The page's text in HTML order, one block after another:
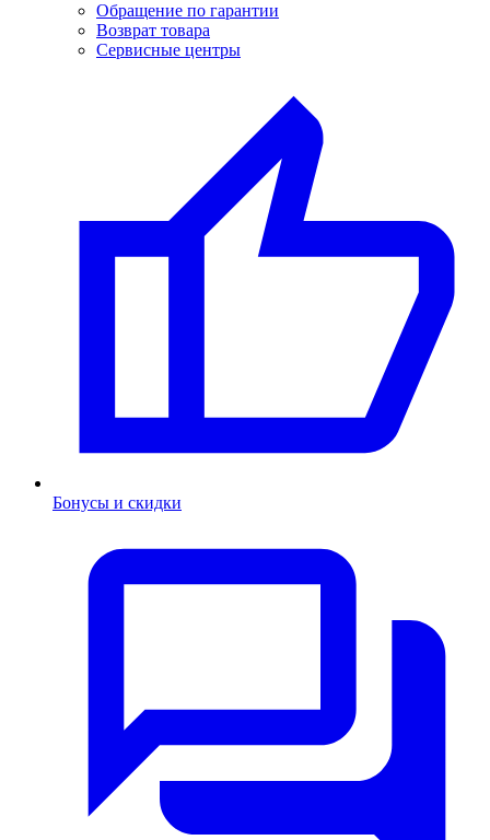
Обращение по гарантии
Возврат товара
Сервисные центры
Бонусы и скидки